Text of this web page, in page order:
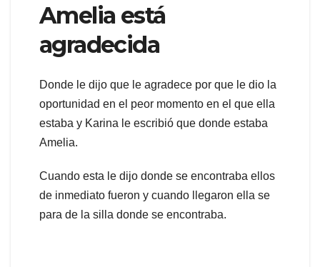
Amelia está
agradecida
Donde le dijo que le agradece por que le dio la
oportunidad en el peor momento en el que ella
estaba y Karina le escribió que donde estaba
Amelia.
Cuando esta le dijo donde se encontraba ellos
de inmediato fueron y cuando llegaron ella se
para de la silla donde se encontraba.